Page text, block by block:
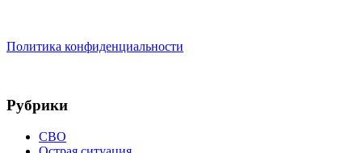
Политика конфиденциальности
Рубрики
СВО